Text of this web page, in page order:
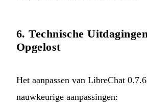
6. Technische
Opgelost
Het aanpassen van LibreChat
nauwkeurige aanpassingen: